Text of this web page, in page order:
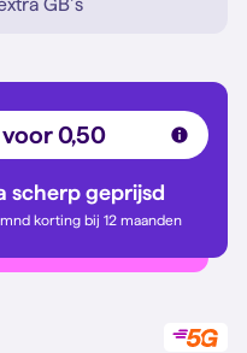
GB’s
voor 0,50
scherp geprijsd
korting bij 12 maanden